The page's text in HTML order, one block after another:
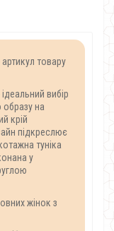
товару
вибір
образу на
крій
підкреслює
туніка
у
жінок з